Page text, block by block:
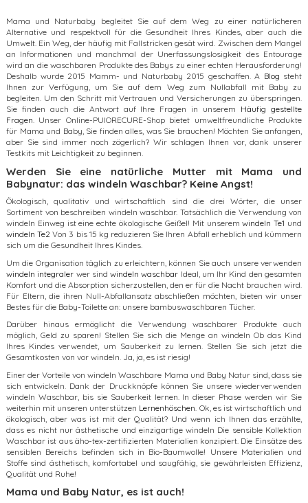
Mama und Naturbaby begleitet Sie auf dem Weg zu einer natürlicheren
Alternative und respektvoll für die Gesundheit Ihres Kindes, aber auch die
Umwelt. Ein Weg, der häufig mit Fallstricken gesät wird. Zwischen dem Mangel
an Informationen und manchmal der Unerfassungslosigkeit des Entourage
wird an die waschbaren Produkte des Babys zu einer echten Herausforderung!
Deshalb wurde 2015 Mamm- und Naturbaby 2015 geschaffen. A Blog steht
Ihnen zur Verfügung, um Sie auf dem Weg zum Nullabfall mit Baby zu
begleiten. Um den Schritt mit Vertrauen und Versicherungen zu überspringen.
Sie finden auch die Antwort auf Ihre Fragen in unserem Häufig gestellte
Fragen. Unser Online-PUIORECURE-Shop bietet umweltfreundliche Produkte
für Mama und Baby, Sie finden alles, was Sie brauchen! Möchten Sie anfangen,
aber Sie sind immer noch zögerlich? Wir schlagen Ihnen vor, dank unserer
Testkits mit Leichtigkeit zu beginnen.
Werden Sie eine natürliche Mutter mit Mama und
Babynatur: das windeln Waschbar? Keine Angst!
Ökologisch, qualitativ und wirtschaftlich sind die drei Wörter, die unser
Sortiment von beschreiben windeln waschbar. Tatsächlich die Verwendung von
windeln Einweg ist eine echte ökologische Geißel! Mit unseremwindeln Te1 und
windeln Te2 Von 3 bis 15 kg reduzieren Sie Ihren Abfall erheblich und kümmern
sich um die Gesundheit Ihres Kindes.
Um die Organisation täglich zu erleichtern, können Sie auch unsere verwenden
windeln integraler wer sindwindeln waschbar Ideal, um Ihr Kind den gesamten
Komfort und die Absorption sicherzustellen, den er für die Nacht brauchen wird.
Für Eltern, die ihren Null-Abfallansatz abschließen möchten, bieten wir unser
Bestes für die Baby-Toilette an: unsere bambuswaschbaren Tücher.
Darüber hinaus ermöglicht die Verwendung waschbarer Produkte auch
möglich, Geld zu sparen! Stellen Sie sich die Menge an windeln Ob das Kind
Ihres Kindes verwendet, um Sauberkeit zu lernen. Stellen Sie sich jetzt die
Gesamtkosten von vor windeln. Ja, ja, es ist riesig!
Einer der Vorteile von windeln Waschbare Mama und Baby Natur sind, dass sie
sich entwickeln. Dank der Druckknöpfe können Sie unsere wiederverwenden
windeln Waschbar, bis sie Sauberkeit lernen. In dieser Phase werden wir Sie
weiterhin mit unseren unterstützen Lernenhöschen . Ok, es ist wirtschaftlich und
ökologisch, aber was ist mit der Qualität? Und wenn ich Ihnen das erzählte,
dass es nicht nur ästhetische und einzigartige windeln Die sensible Kollektion
Waschbar ist aus äho-tex-zertifizierten Materialien konzipiert. Die Einsätze des
sensiblen Bereichs befinden sich in Bio-Baumwolle! Unsere Materialien und
Stoffe sind ästhetisch, komfortabel und saugfähig, sie gewährleisten Effizienz,
Qualität und Ruhe!
Mama und Baby Natur, es ist auch!